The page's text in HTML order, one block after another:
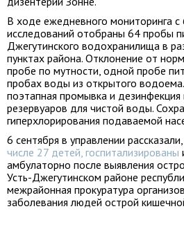
В ходе ежедневного мониторинга с
исследований отобраны 64 пробы
Джегутинского водохранилища в
пунктах района. Отклонение от
пробе по мутности, одной пробе
пробах воды из открытого
поэтапная промывка и
резервуаров для чистой воды.
гиперхлорирования подаваемой
6 сентября в управлении
числе 27 детей, госпитализированы
амбулаторно после выявления
Усть-Джегутинском районе
межрайонная прокуратура
заболевания людей острой